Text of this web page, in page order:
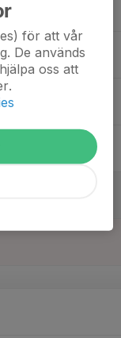
för att vår
De används
oss att